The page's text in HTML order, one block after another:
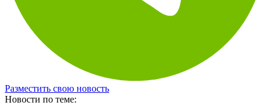
Разместить свою новость